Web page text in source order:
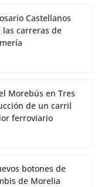
Castellanos
carreras de
Morebús en Tres
de un carril
ferroviario
botones de
de Morelia